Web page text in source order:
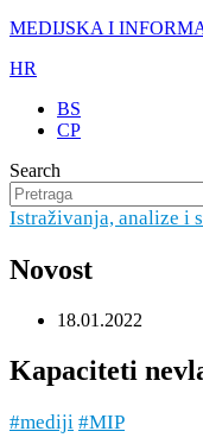
MEDIJSKA I
HR
BS
CP
Search
Istraživanja, analize i
Novost
18.01.2022
Kapaciteti
#mediji #MIP